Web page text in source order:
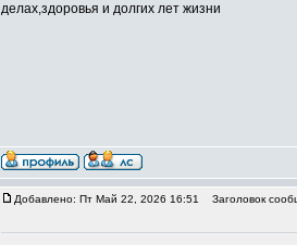
делах,здоровья и долгих лет жизни
Добавлено: Пт Май 22, 2026 16:51 Заголовок